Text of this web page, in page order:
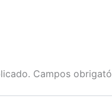
Campos